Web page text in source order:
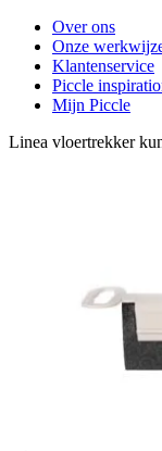
Over ons
Onze
Klantenservice
Piccle
Mijn Piccle
Linea vloertrekker